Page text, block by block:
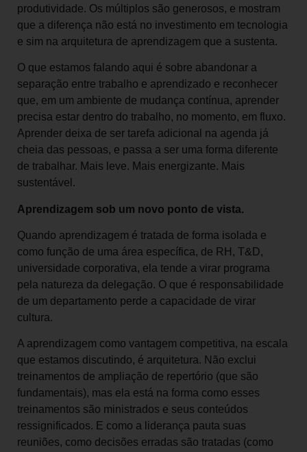
produtividade. Os múltiplos são generosos, e mostram
que a diferença não está no investimento em tecnologia
e sim na arquitetura de aprendizagem que a sustenta.
O que estamos falando aqui é sobre abandonar a
separação entre trabalho e aprendizado e reconhecer
que, em um ambiente de mudança contínua, aprender
precisa estar dentro do trabalho, no momento, em fluxo.
Aprender deixa de ser tarefa adicional na agenda já
cheia das pessoas, e passa a ser uma forma diferente
de trabalhar. Mais leve. Mais energizante. Mais
sustentável.
Aprendizagem sob um novo ponto de vista.
Quando aprendizagem é tratada de forma isolada e
como função de uma área específica, de RH, T&D,
universidade corporativa, ela tende a virar programa
pela natureza da delegação. O que é responsabilidade
de um departamento perde a capacidade de virar
cultura.
A aprendizagem como vantagem competitiva, na escala
que estamos discutindo, é arquitetura. Não exclui
treinamentos de ampliação de repertório (que são
fundamentais), mas ela está na forma como esses
treinamentos são ministrados e seus conteúdos
ressignificados. E como a liderança pauta suas
reuniões, como decisões erradas são tratadas (como